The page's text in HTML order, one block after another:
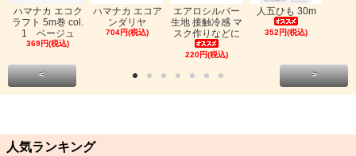
ハマナカ エコク
ラフト 5m巻 col.
1 ベージュ
369円(税込)
ハマナカ エコア
ンダリヤ
704円(税込)
エアロシルバー
生地 接触冷感 マ
スク作りなどに
220円(税込)
人五ひも 30m
352円(税込)
< >
人気ランキング